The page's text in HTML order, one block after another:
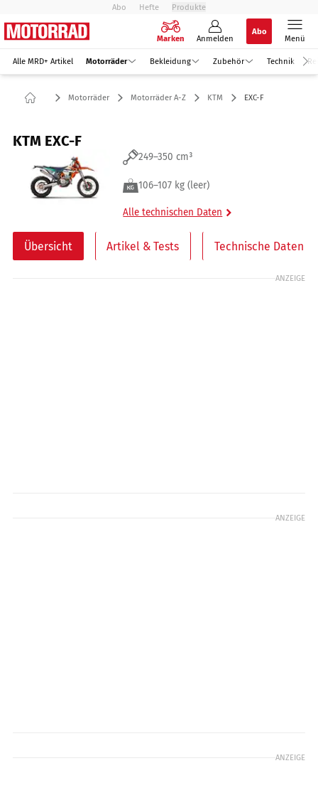
Abo Hefte Produkte
Marken Anmelden
Abo
Menü
Alle MRD+ Artikel Motorräder Bekleidung Zubehör Technik
Motorräder Motorräder A-Z KTM EXC-F
KTM EXC-F
249–350 cm³
106–107 kg (leer)
Alle technischen Daten
Übersicht Artikel & Tests Technische Daten
ANZEIGE
ANZEIGE
ANZEIGE